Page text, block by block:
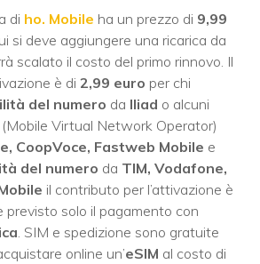
di ho. Mobile ha un prezzo di 9,99
si deve aggiungere una ricarica da
scalato il costo del primo rinnovo. Il
è di 2,99 euro per chi
del numero da Iliad o alcuni
Virtual Network Operator)
CoopVoce, Fastweb Mobile e
del numero da TIM, Vodafone,
il contributo per l’attivazione è
previsto solo il pagamento con
. SIM e spedizione sono gratuite
online un’eSIM al costo di